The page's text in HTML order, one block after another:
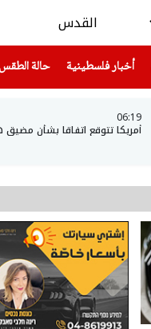
أخبار فلسطينية(current) حالة الطقس
06:19
أمريكا تتوقع اتفاقا بشأن